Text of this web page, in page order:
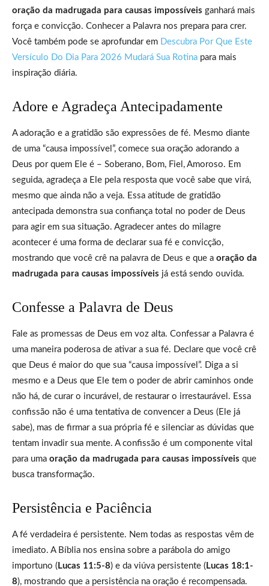
oração da madrugada para causas impossíveis ganhará mais
força e convicção. Conhecer a Palavra nos prepara para crer.
Você também pode se aprofundar em Descubra Por Que Este
Versículo Do Dia Para 2026 Mudará Sua Rotina para mais
inspiração diária.
Adore e Agradeça Antecipadamente
A adoração e a gratidão são expressões de fé. Mesmo diante
de uma “causa impossível”, comece sua oração adorando a
Deus por quem Ele é – Soberano, Bom, Fiel, Amoroso. Em
seguida, agradeça a Ele pela resposta que você sabe que virá,
mesmo que ainda não a veja. Essa atitude de gratidão
antecipada demonstra sua confiança total no poder de Deus
para agir em sua situação. Agradecer antes do milagre
acontecer é uma forma de declarar sua fé e convicção,
mostrando que você crê na palavra de Deus e que a oração da
madrugada para causas impossíveis já está sendo ouvida.
Confesse a Palavra de Deus
Fale as promessas de Deus em voz alta. Confessar a Palavra é
uma maneira poderosa de ativar a sua fé. Declare que você crê
que Deus é maior do que sua “causa impossível”. Diga a si
mesmo e a Deus que Ele tem o poder de abrir caminhos onde
não há, de curar o incurável, de restaurar o irrestaurável. Essa
confissão não é uma tentativa de convencer a Deus (Ele já
sabe), mas de firmar a sua própria fé e silenciar as dúvidas que
tentam invadir sua mente. A confissão é um componente vital
para uma oração da madrugada para causas impossíveis que
busca transformação.
Persistência e Paciência
A fé verdadeira é persistente. Nem todas as respostas vêm de
imediato. A Bíblia nos ensina sobre a parábola do amigo
importuno ( Lucas 11:5-8) e da viúva persistente ( Lucas 18:1-
8), mostrando que a persistência na oração é recompensada.